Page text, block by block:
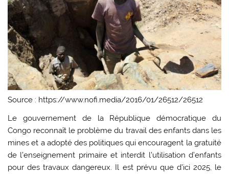
Source : https://www.nofi.media/2016/01/26512/26512
Le gouvernement de la République démocratique du
Congo reconnaît le problème du travail des enfants dans les
mines et a adopté des politiques qui encouragent la gratuité
de l’enseignement primaire et interdit l’utilisation d’enfants
pour des travaux dangereux. Il est prévu que d’ici 2025, le